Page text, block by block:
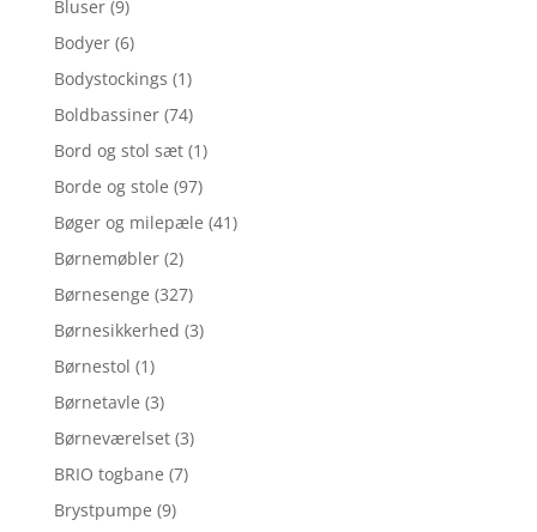
Bluser (9)
Bodyer (6)
Bodystockings (1)
Boldbassiner (74)
Bord og stol sæt (1)
Borde og stole (97)
Bøger og milepæle (41)
Børnemøbler (2)
Børnesenge (327)
Børnesikkerhed (3)
Børnestol (1)
Børnetavle (3)
Børneværelset (3)
BRIO togbane (7)
Brystpumpe (9)